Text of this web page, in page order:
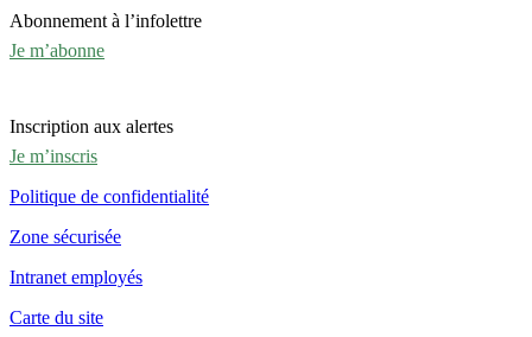
Abonnement à l’infolettre
Je m’abonne
Inscription aux alertes
Je m’inscris
Politique de confidentialité
Zone sécurisée
Intranet employés
Carte du site